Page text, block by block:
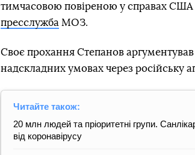
тимчасовою повіреною у справах США
пресслужба МОЗ.
Своє прохання Степанов
надскладних умовах через російську
Читайте також:
20 млн людей та пріоритетні групи.
від коронавірусу